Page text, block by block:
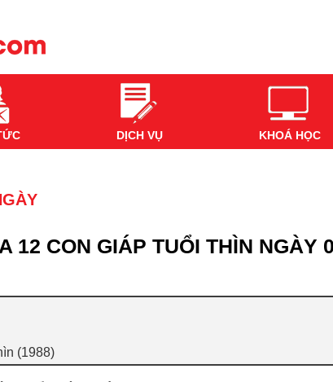
DỊCH VỤ KHOÁ HỌC
12 CON GIÁP TUỔI THÌN NGÀY
(1988)